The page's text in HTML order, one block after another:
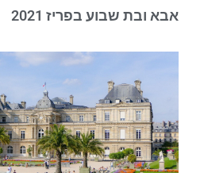
אבא ובת שבוע בפריז 2021